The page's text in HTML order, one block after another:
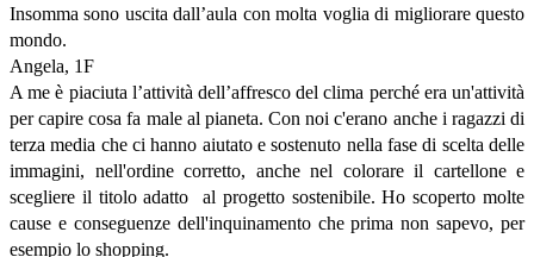
Insomma sono uscita dall’aula con molta voglia di migliorare questo
mondo.
Angela, 1F
A me è piaciuta l’attività dell’affresco del clima perché era un'attività
per capire cosa fa male al pianeta. Con noi c'erano anche i ragazzi di
terza media che ci hanno aiutato e sostenuto nella fase di scelta delle
immagini, nell'ordine corretto, anche nel colorare il cartellone e
scegliere il titolo adatto al progetto sostenibile. Ho scoperto molte
cause e conseguenze dell'inquinamento che prima non sapevo, per
esempio lo shopping.